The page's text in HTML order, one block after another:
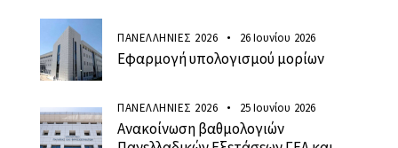
ΠΑΝΕΛΛΗΝΙΕΣ 2026 26 Ιουνίου 2026
Εφαρμογή υπολογισμού μορίων
ΠΑΝΕΛΛΗΝΙΕΣ 2026 25 Ιουνίου 2026
Ανακοίνωση βαθμολογιών